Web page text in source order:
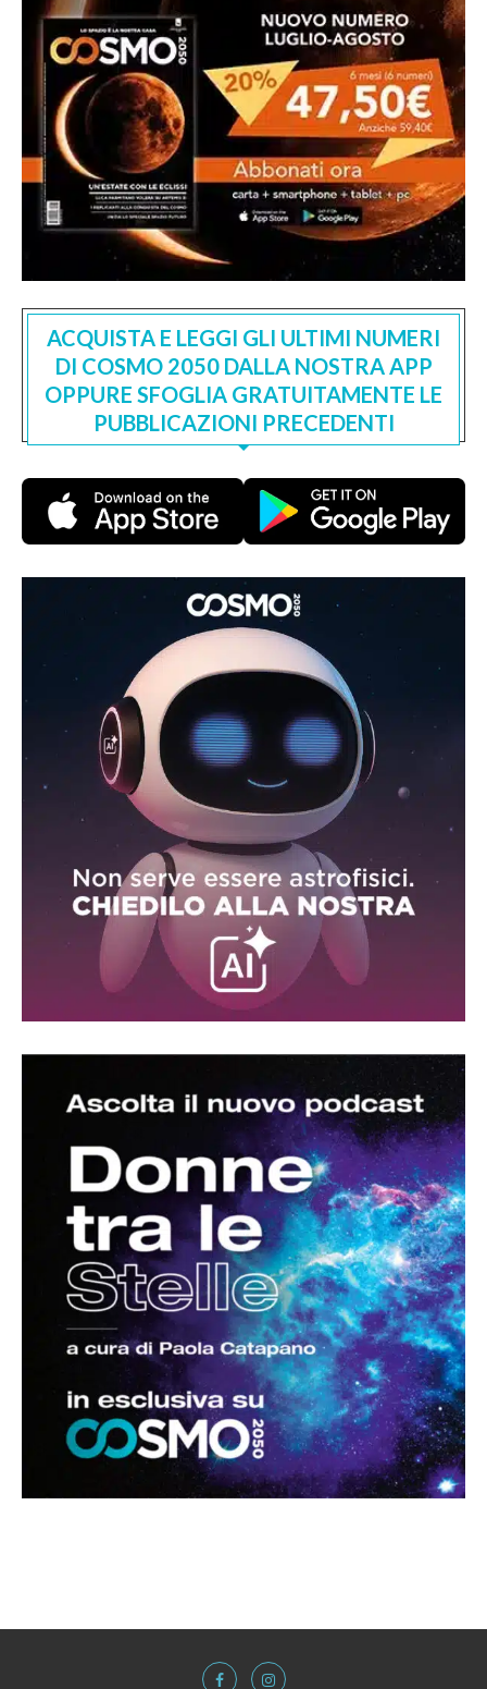
ACQUISTA E LEGGI GLI ULTIMI NUMERI
DI COSMO 2050 DALLA NOSTRA APP
OPPURE SFOGLIA GRATUITAMENTE LE
PUBBLICAZIONI PRECEDENTI